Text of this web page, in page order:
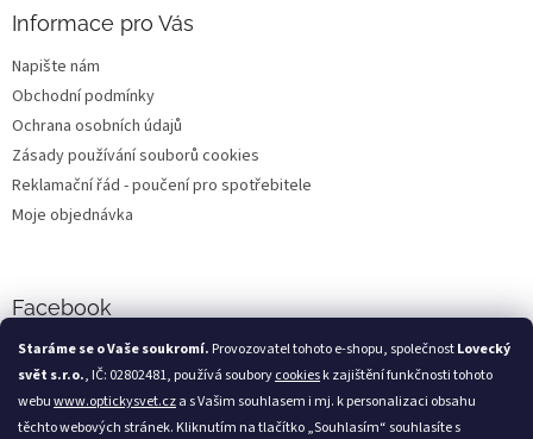
Staráme se o Vaše soukromí. Provozovatel tohoto e-shopu, společnostLovecký
svět s.r.o., IČ: 02802481, používá souborycookiesk zajištění funkčnosti tohoto
webuwww.optickysvet.cza s Vašim souhlasem i mj. k personalizaci obsahu
těchto webových stránek. Kliknutím na tlačítko „Souhlasím“ souhlasíte s
Informace pro Vás
Napište nám
Obchodní podmínky
Ochrana osobních údajů
Zásady používání souborů cookies
Reklamační řád - poučení pro spotřebitele
Moje objednávka
Facebook
Loveckýsvět.cz